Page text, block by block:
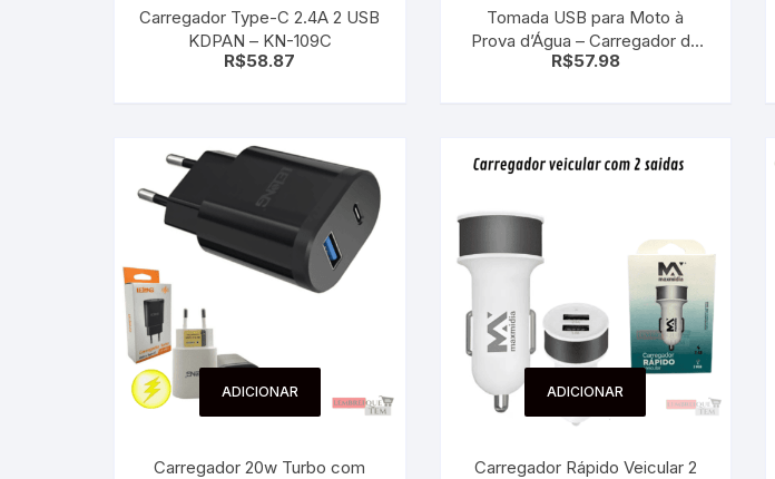
Brinquedos para Bebês e
Crianças Pequenas
Limpeza
Artes e Ofícios
Sex Shop
Carregador Type-C 2.4A 2 USB
KDPAN – KN-109C
R$58.87
Tomada USB para Moto à
Prova d’Água – Carregador de
Guidão com Entrada Isqueiro
R$57.98
ADICIONAR
Carregador 20w Turbo com
ADICIONAR
Carregador Rápido Veicular 2